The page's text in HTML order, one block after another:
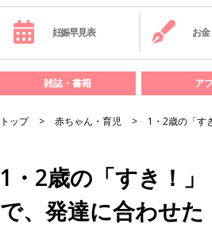
妊娠早見表 お金
雑誌・書籍 ア
トップ 赤ちゃん・育児 1・2歳の「す
1・2歳の「すき！
で、発達に合わせ